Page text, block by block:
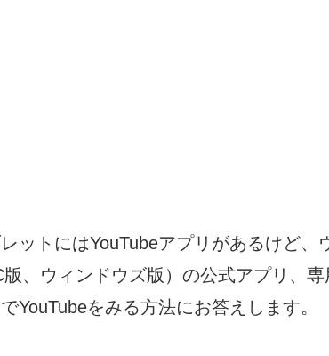
ットにはYouTubeアプリがあるけど、
版、ウィンドウズ版）の公式アプリ、
YouTubeをみる方法にお答えします。